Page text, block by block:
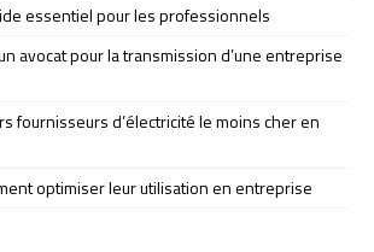
essentiel pour les professionnels
avocat pour la transmission d’une entreprise
fournisseurs d’électricité le moins cher en
optimiser leur utilisation en entreprise